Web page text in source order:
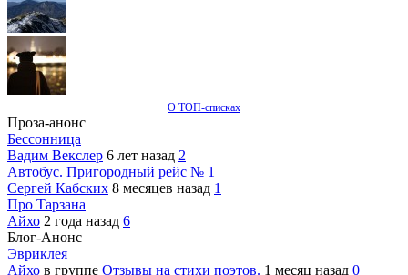
О ТОП-списках
Проза-анонс
Бессонница
Вадим Векслер 6 лет назад 2
Автобус. Пригородный рейс № 1
Сергей Кабских 8 месяцев назад 1
Про Тарзана
Айхо 2 года назад 6
Блог-Анонс
Эвриклея
Айхо в группе Отзывы на стихи поэтов. 1 месяц назад 0